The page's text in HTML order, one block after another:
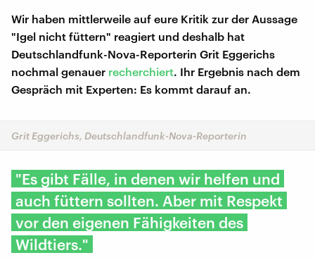
Wir haben mittlerweile auf eure Kritik zur der Aussage
"Igel nicht füttern" reagiert und deshalb hat
Deutschlandfunk-Nova-Reporterin Grit Eggerichs
nochmal genauer recherchiert. Ihr Ergebnis nach dem
Gespräch mit Experten: Es kommt darauf an.
Grit Eggerichs, Deutschlandfunk-Nova-Reporterin
"Es gibt Fälle, in denen wir helfen und
auch füttern sollten. Aber mit Respekt
vor den eigenen Fähigkeiten des
Wildtiers."